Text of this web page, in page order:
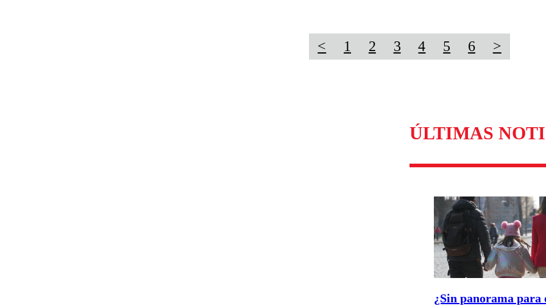
< 1 2 3 4 5 6 >
ÚLTIMAS
¿Sin panorama para